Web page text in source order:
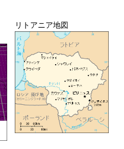
リトアニア地図